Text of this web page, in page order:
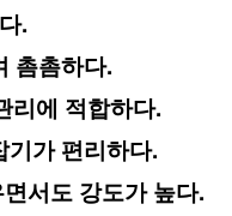
.
촘촘하다.
리에 적합하다.
기가 편리하다.
서도 강도가 높다.